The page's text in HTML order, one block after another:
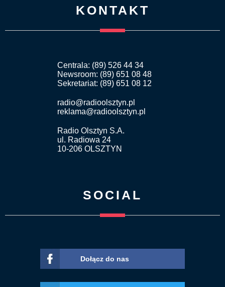
KONTAKT
Centrala: (89) 526 44 34
Newsroom: (89) 651 08 48
Sekretariat: (89) 651 08 12
radio@radioolsztyn.pl
reklama@radioolsztyn.pl
Radio Olsztyn S.A.
ul. Radiowa 24
10-206 OLSZTYN
SOCIAL
Dołącz do nas